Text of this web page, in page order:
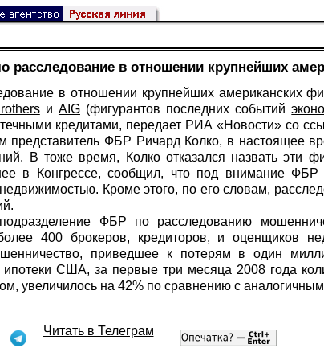
расследование в отношении крупнейших
в отношении крупнейших американских
и AIG(фигурантов последних событий
кредитами, передает РИА «Новости»со
представитель ФБР Ричард Колко, в настоящее
В тоже время, Колко отказался назвать эти
в Конгрессе, сообщил, что под внимание ФБР
Кроме этого, по его словам,
ФБР по расследованию
400 брокеров, кредиторов, и оценщиков
приведшее к потерям в один
ипотеки США, за первые три месяца 2008 года
увеличилось на 42% по сравнению с
Читать в Телеграм